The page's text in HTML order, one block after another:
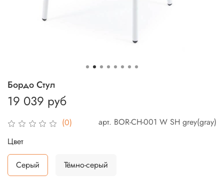
(0) арт. BOR-CH-001 W SH grey(gray)
Бордо Стул
19 039 руб
Цвет
Серый Тёмно-серый